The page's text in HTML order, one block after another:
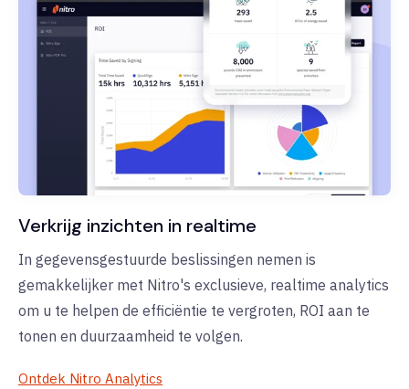
Verkrijg inzichten in realtime
In gegevensgestuurde beslissingen nemen is
gemakkelijker met Nitro's exclusieve, realtime analytics
om u te helpen de efficiëntie te vergroten, ROI aan te
tonen en duurzaamheid te volgen.
Ontdek Nitro Analytics